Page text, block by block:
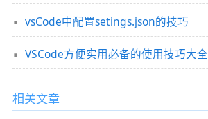
vsCode中配置setings.json的技巧
VSCode方便实用必备的使用技巧大全
相关文章